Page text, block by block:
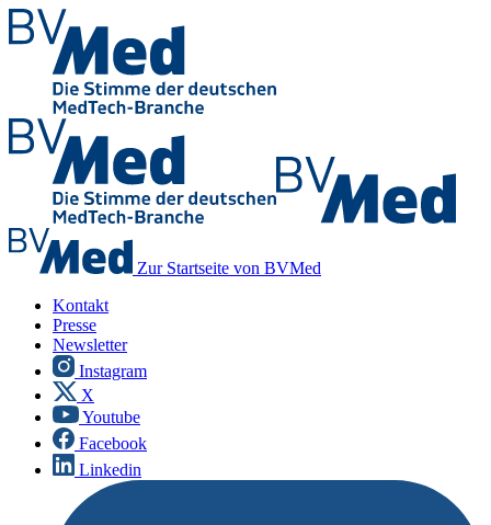
Zur Startseite von BVMed
Kontakt
Presse
Newsletter
Instagram
X
Youtube
Facebook
Linkedin